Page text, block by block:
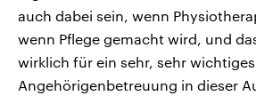
auch dabei sein, wenn
wenn Pflege gemacht wird, und
wirklich für ein sehr, sehr
Angehörigenbetreuung in dieser